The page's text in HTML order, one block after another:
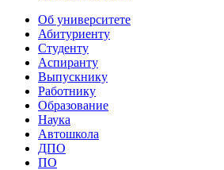
Об университете
Абитуриенту
Студенту
Аспиранту
Выпускнику
Работнику
Образование
Наука
Автошкола
ДПО
ПО